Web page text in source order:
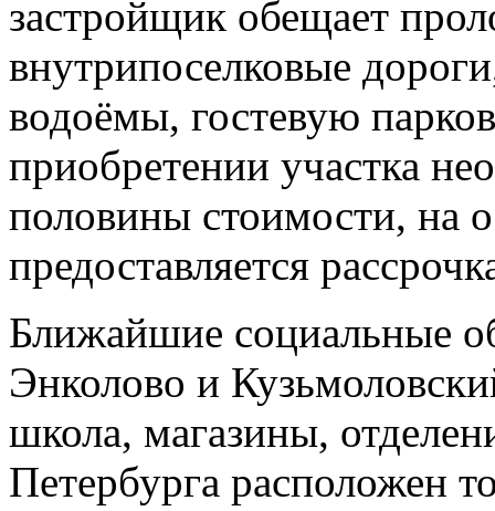
застройщик обещает
внутрипоселковые
водоёмы, гостевую
приобретении участка
половины стоимости, на
предоставляется
Ближайшие социальные
Энколово и
школа, магазины,
Петербурга расположен